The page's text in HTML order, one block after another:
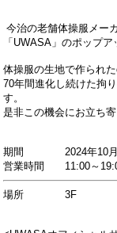
今治の老舗体操服メー
「UWASA」のポップア
体操服の生地で作られ
70年間進化し続けた拘
す。
是非この機会にお立ち寄
期間 2024年10
営業時間 11:00～19
場所 3F